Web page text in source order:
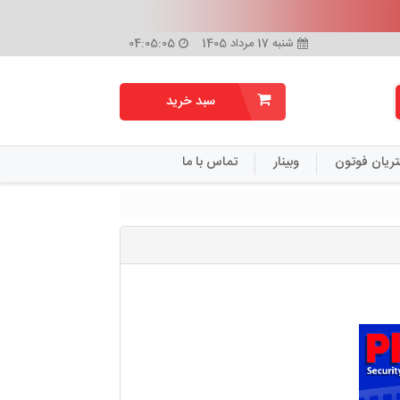
شنبه 17 مرداد 1405 04:05:06
سبد خرید
فوتون وبینار تماس با ما